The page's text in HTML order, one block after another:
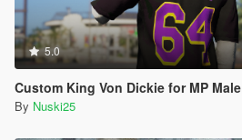
5.0
Custom King Von Dickie for MP Male
By Nuski25